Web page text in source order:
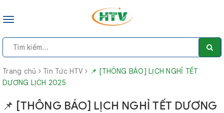
Toggle
Trang chủ Tin Tức HTV
📌 [THÔNG BÁO] LỊCH NGHỈ TẾT
DƯƠNG LỊCH 2025
📌 [THÔNG BÁO] LỊCH NGHỈ TẾT DƯƠNG